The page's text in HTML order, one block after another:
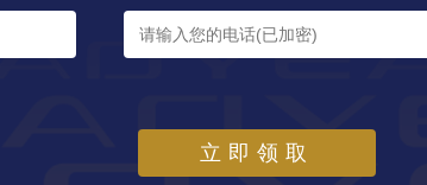
立即领取